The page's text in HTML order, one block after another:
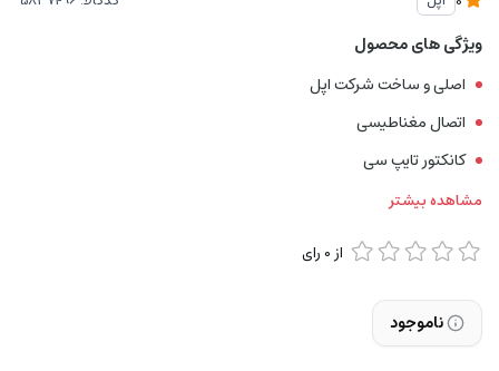
ویژگی های محصول
اصلی و ساخت شرکت اپل
اتصال مغناطیسی
کانکتور تایپ سی
مشاهده بیشتر
از0 رای
ناموجود